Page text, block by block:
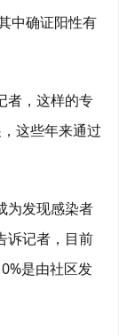
中确证阳性有
，这样的专
这些年来通过
发现感染者
诉记者，目前
是由社区发